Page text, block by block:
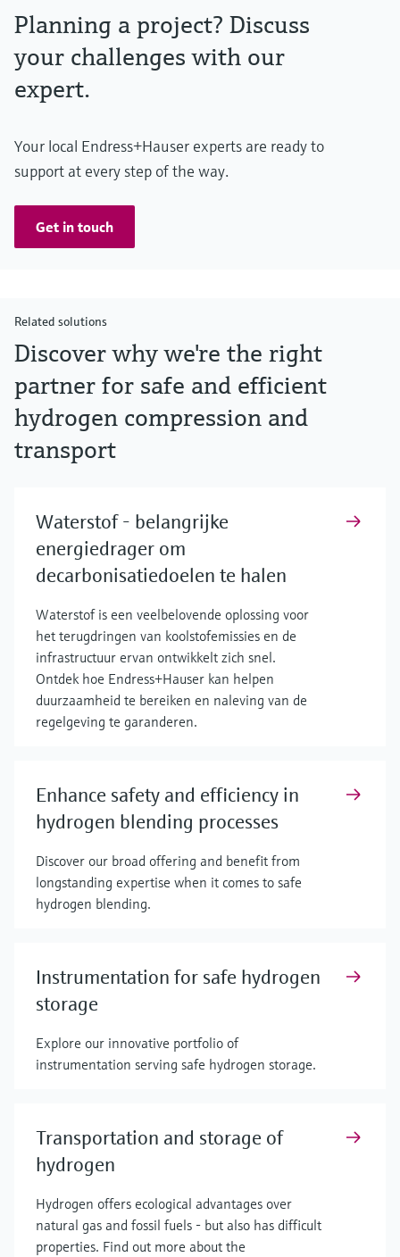
Planning a project? Discuss
your challenges with our
expert.
Your local Endress+Hauser experts are ready to
support at every step of the way.
Get in touch
Related solutions
Discover why we're the right
partner for safe and efficient
hydrogen compression and
transport
Waterstof - belangrijke
energiedrager om
decarbonisatiedoelen te halen
Waterstof is een veelbelovende oplossing voor
het terugdringen van koolstofemissies en de
infrastructuur ervan ontwikkelt zich snel.
Ontdek hoe Endress+Hauser kan helpen
duurzaamheid te bereiken en naleving van de
regelgeving te garanderen.
Enhance safety and efficiency in
hydrogen blending processes
Discover our broad offering and benefit from
longstanding expertise when it comes to safe
hydrogen blending.
Instrumentation for safe hydrogen
storage
Explore our innovative portfolio of
instrumentation serving safe hydrogen storage.
Transportation and storage of
hydrogen
Hydrogen offers ecological advantages over
natural gas and fossil fuels - but also has difficult
properties. Find out more about the